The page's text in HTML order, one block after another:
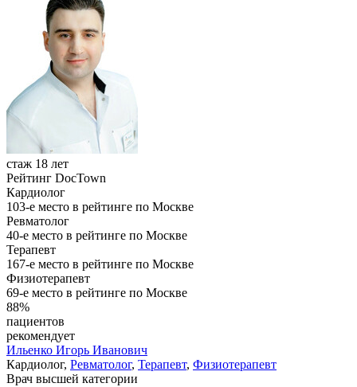
стаж 18 лет
Рейтинг DocTown
Кардиолог
103-е место в рейтинге по Москве
Ревматолог
40-е место в рейтинге по Москве
Терапевт
167-е место в рейтинге по Москве
Физиотерапевт
69-е место в рейтинге по Москве
88%
пациентов
рекомендует
Ильенко Игорь Иванович
Кардиолог, Ревматолог, Терапевт, Физиотерапевт
Врач высшей категории